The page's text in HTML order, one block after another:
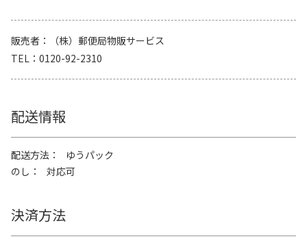
販売者
（株）郵便局物販サービス
TEL
0120-92-2310
配送情報
配送方法
ゆうパック
のし
対応可
決済方法